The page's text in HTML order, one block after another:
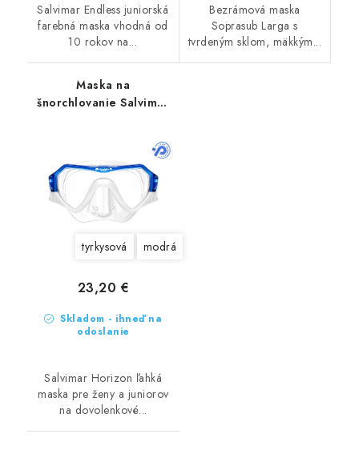
Salvimar Endless juniorská
farebná maska vhodná od
10 rokov na...
Bezrámová maska
Soprasub Larga s
tvrdeným sklom, mäkkým...
Maska na
šnorchlovanie Salvimar
tyrkysová modrá
Skladom - ihneď na
odoslanie
23,20 €
Salvimar Horizon ľahká
maska pre ženy a juniorov
na dovolenkové...